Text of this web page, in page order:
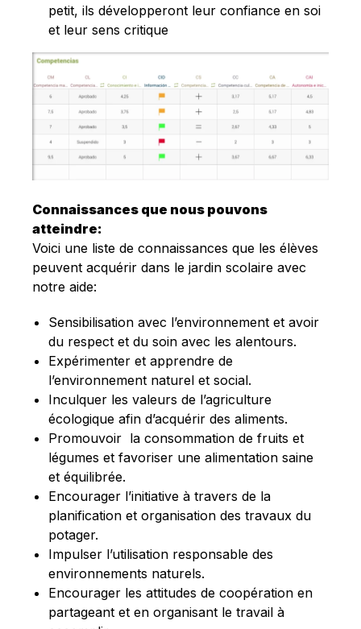
petit, ils développeront leur confiance en soi
et leur sens critique
Connaissances que nous pouvons
atteindre:
Voici une liste de connaissances que les élèves
peuvent acquérir dans le jardin scolaire avec
notre aide:
Sensibilisation avec l’environnement et avoir
du respect et du soin avec les alentours.
Expérimenter et apprendre de
l’environnement naturel et social.
Inculquer les valeurs de l’agriculture
écologique afin d’acquérir des aliments.
Promouvoir la consommation de fruits et
légumes et favoriser une alimentation saine
et équilibrée.
Encourager l’initiative à travers de la
planification et organisation des travaux du
potager.
Impulser l’utilisation responsable des
environnements naturels.
Encourager les attitudes de coopération en
partageant et en organisant le travail à